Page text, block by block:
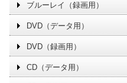
ブルーレイ（録画用）
DVD（データ用）
DVD（録画用）
CD（データ用）